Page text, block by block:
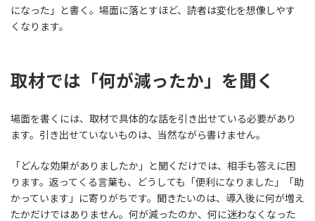
になった」と書く。場面に落とすほど、読者は変化を想像しやす
くなります。
取材では「何が減ったか」を聞く
場面を書くには、取材で具体的な話を引き出せている必要があり
ます。引き出せていないものは、当然ながら書けません。
「どんな効果がありましたか」と聞くだけでは、相手も答えに困
ります。返ってくる言葉も、どうしても「便利になりました」「助
かっています」に寄りがちです。聞きたいのは、導入後に何が増え
たかだけではありません。何が減ったのか、何に迷わなくなった